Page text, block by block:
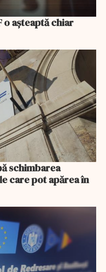
o așteaptă chiar
schimbarea
care pot apărea în